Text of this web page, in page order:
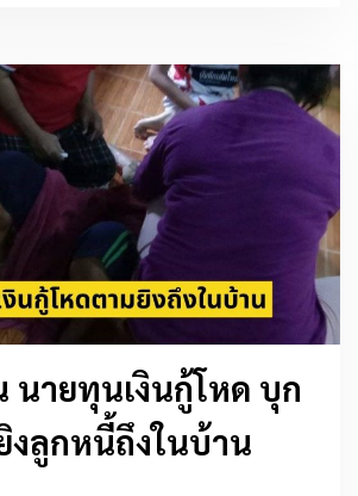
นายทุนเงินกู้โหด บุก
งลูกหนี้ถึงในบ้าน